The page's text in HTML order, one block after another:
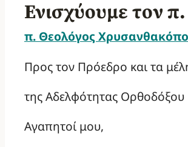
Ενισχύουμε τον
π. Θεολόγος
Προς τον Πρόεδρο και τα
της Αδελφότητας Ορθοδόξου
Αγαπητοί μου,